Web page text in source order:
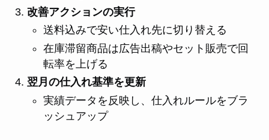
改善アクションの実行
送料込みで安い仕入れ先に切り替える
在庫滞留商品は広告出稿やセット販売で回
転率を上げる
翌月の仕入れ基準を更新
実績データを反映し、仕入れルールをブラ
ッシュアップ